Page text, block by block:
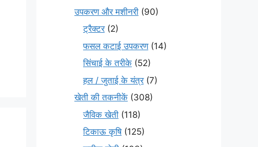
उपकरण और मशीनरी (90)
ट्रैक्टर(2)
फसल कटाई उपकरण(14)
सिंचाई के तरीके (52)
हल / जुताई के यंत्र(7)
खेती की तकनीकें (308)
जैविक खेती (118)
टिकाऊ कृषि(125)